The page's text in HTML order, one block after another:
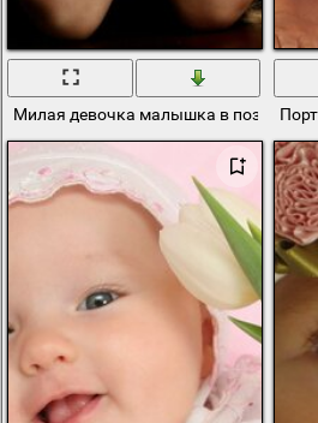
Милая девочка малышка в позе лёжа